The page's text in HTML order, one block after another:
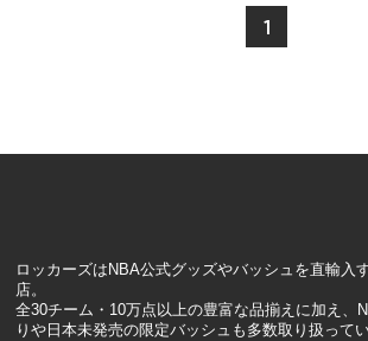
1
ロッカーズはNBA公式グッズやバッシュを直輸入
店。
全30チーム・10万点以上の豊富な品揃えに加え、
りや日本未発売の限定バッシュも多数取り扱ってい